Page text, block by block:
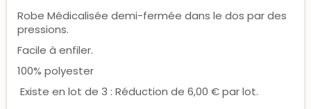
Robe Médicalisée demi-fermée dans le dos par des
pressions.
Facile à enfiler.
100% polyester
Existe en lot de 3 : Réduction de 6,00 € par lot.